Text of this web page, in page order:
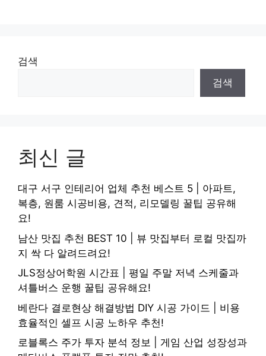
검색
검색
최신 글
대구 서구 인테리어 업체 추천 베스트 5 | 아파트,
복층, 원룸 시공비용, 견적, 리모델링 꿀팁 공유해
요!
남산 맛집 추천 BEST 10 | 뷰 맛집부터 로컬 맛집까
지 싹 다 알려드려요!
JLS정상어학원 시간표 | 평일 주말 저녁 스케줄과
셔틀버스 운행 꿀팁 공유해요!
베란다 결로현상 해결방법 DIY 시공 가이드 | 비용
효율적인 셀프 시공 노하우 추천!
로블록스 주가 투자 분석 정보 | 게임 산업 성장성과